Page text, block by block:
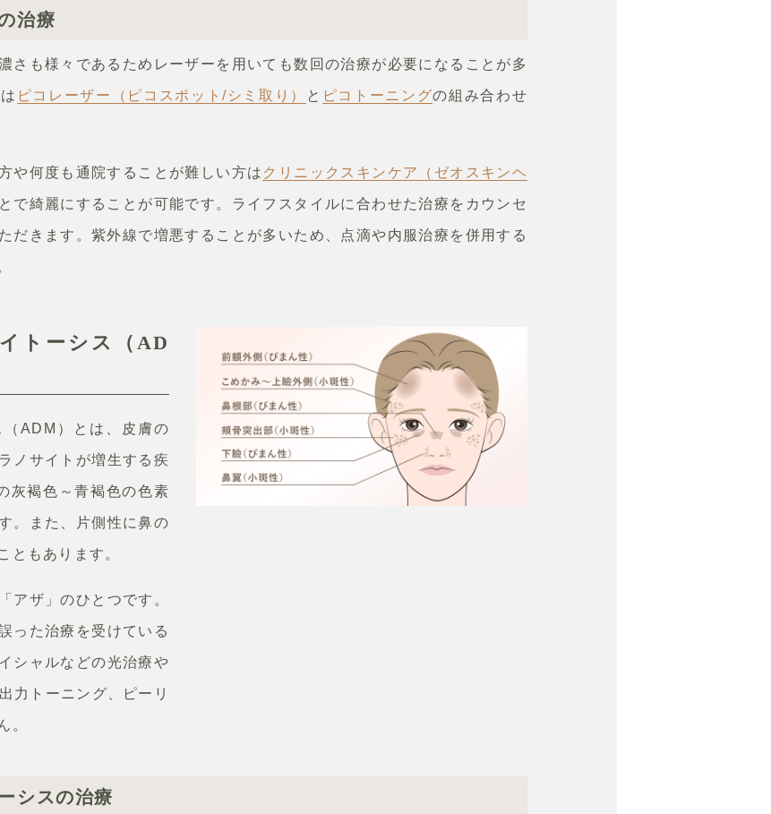
治療
さも様々であるためレーザーを用いても数回の治療が必要になることが多
ピコレーザー（ピコスポット/シミ取り） と ピコトーニングの組み合わせ
や何度も通院することが難しい方は クリニックスキンケア（ゼオスキンヘ
で綺麗にすることが可能です。ライフスタイルに合わせた治療をカウンセ
だきます。紫外線で増悪することが多いため、点滴や内服治療を併用する
トーシス（AD
ADM）とは、皮膚の
ノサイトが増生する疾
灰褐色～青褐色の色素
。また、片側性に鼻の
ともあります。
アザ」のひとつです。
った治療を受けている
シャルなどの光治療や
力トーニング、ピーリ
。
シスの治療